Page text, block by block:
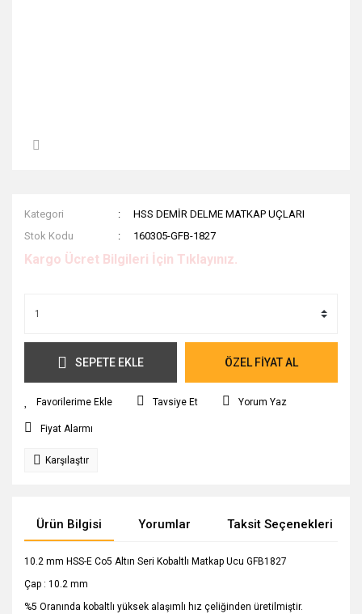
Kategori
HSS DEMİR DELME MATKAP UÇLARI
Stok Kodu
160305-GFB-1827
Kargo Ücret Bilgileri İçin Tıklayınız.
SEPETE EKLE ÖZEL FİYAT AL
Tavsiye Et Yorum Yaz
Fiyat Alarmı
Karşılaştır
Ürün Bilgisi Yorumlar Taksit Seçenekleri
10.2 mm HSS-E Co5 Altın Seri Kobaltlı Matkap Ucu GFB1827
Çap : 10.2 mm
%5 Oranında kobaltlı yüksek alaşımlı hız çeliğinden üretilmiştir.